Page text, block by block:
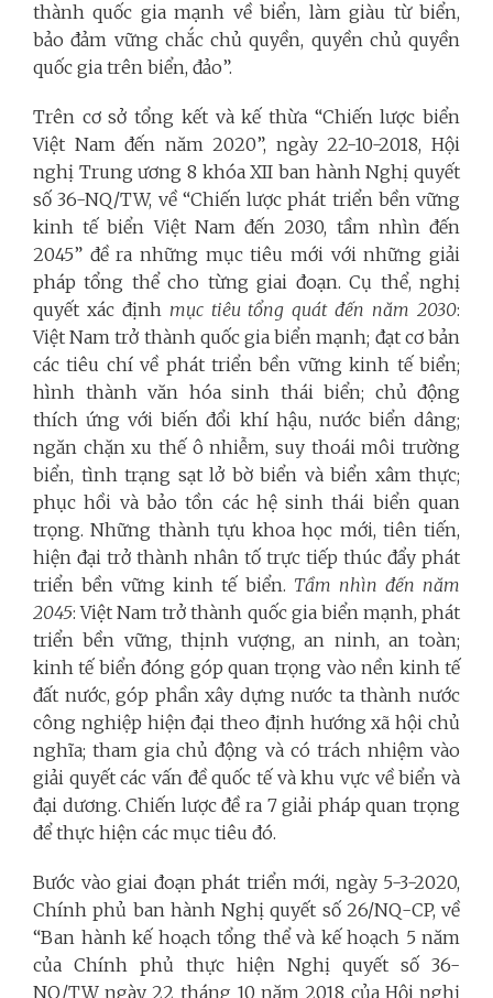
thành quốc gia mạnh về biển, làm giàu từ biển,
bảo đảm vững chắc chủ quyền, quyền chủ quyền
quốc gia trên biển, đảo”.
Trên cơ sở tổng kết và kế thừa “Chiến lược biển
Việt Nam đến năm 2020”, ngày 22-10-2018, Hội
nghị Trung ương 8 khóa XII ban hành Nghị quyết
số 36-NQ/TW, về “Chiến lược phát triển bền vững
kinh tế biển Việt Nam đến 2030, tầm nhìn đến
2045” đề ra những mục tiêu mới với những giải
pháp tổng thể cho từng giai đoạn. Cụ thể, nghị
quyết xác định mục tiêu tổng quát đến năm 2030:
Việt Nam trở thành quốc gia biển mạnh; đạt cơ bản
các tiêu chí về phát triển bền vững kinh tế biển;
hình thành văn hóa sinh thái biển; chủ động
thích ứng với biến đổi khí hậu, nước biển dâng;
ngăn chặn xu thế ô nhiễm, suy thoái môi trường
biển, tình trạng sạt lở bờ biển và biển xâm thực;
phục hồi và bảo tồn các hệ sinh thái biển quan
trọng. Những thành tựu khoa học mới, tiên tiến,
hiện đại trở thành nhân tố trực tiếp thúc đẩy phát
triển bền vững kinh tế biển. Tầm nhìn đến năm
2045: Việt Nam trở thành quốc gia biển mạnh, phát
triển bền vững, thịnh vượng, an ninh, an toàn;
kinh tế biển đóng góp quan trọng vào nền kinh tế
đất nước, góp phần xây dựng nước ta thành nước
công nghiệp hiện đại theo định hướng xã hội chủ
nghĩa; tham gia chủ động và có trách nhiệm vào
giải quyết các vấn đề quốc tế và khu vực về biển và
đại dương. Chiến lược đề ra 7 giải pháp quan trọng
để thực hiện các mục tiêu đó.
Bước vào giai đoạn phát triển mới, ngày 5-3-2020,
Chính phủ ban hành Nghị quyết số 26/NQ-CP, về
“Ban hành kế hoạch tổng thể và kế hoạch 5 năm
của Chính phủ thực hiện Nghị quyết số 36-
NQ/TW ngày 22 tháng 10 năm 2018 của Hội nghị